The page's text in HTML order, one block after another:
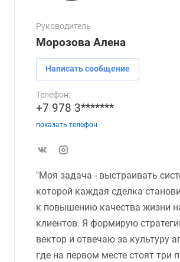
Руководитель
Морозова Алена
Написать сообщение
Телефон:
+7 978 3*******
показать телефон
"Моя задача - выстраивать
которой каждая сделка
к повышению качества жизни
клиентов. Я формирую
вектор и отвечаю за культуру
где на первом месте стоят три